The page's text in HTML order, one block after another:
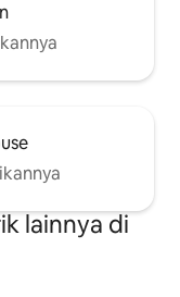
lainnya di